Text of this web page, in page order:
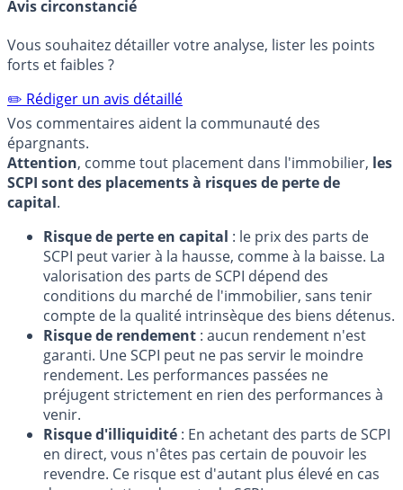
Avis circonstancié
Vous souhaitez détailler votre analyse, lister les points
forts et faibles ?
✏️ Rédiger un avis détaillé
Vos commentaires aident la communauté des
épargnants.
Attention, comme tout placement dans l'immobilier, les
SCPI sont des placements à risques de perte de
capital.
Risque de perte en capital : le prix des parts de
SCPI peut varier à la hausse, comme à la baisse. La
valorisation des parts de SCPI dépend des
conditions du marché de l'immobilier, sans tenir
compte de la qualité intrinsèque des biens détenus.
Risque de rendement : aucun rendement n'est
garanti. Une SCPI peut ne pas servir le moindre
rendement. Les performances passées ne
préjugent strictement en rien des performances à
venir.
Risque d'illiquidité : En achetant des parts de SCPI
en direct, vous n'êtes pas certain de pouvoir les
revendre. Ce risque est d'autant plus élevé en cas